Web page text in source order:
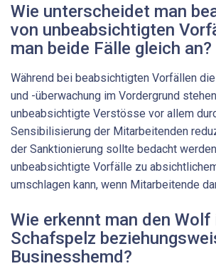
Wie unterscheidet man
von unbeabsichtigten
man beide Fälle gleich an?
Während bei beabsichtigten Vorfällen
und -überwachung im Vordergrund
unbeabsichtigte Verstösse vor allem
Sensibilisierung der Mitarbeitenden
der Sanktionierung sollte bedacht
unbeabsichtigte Vorfälle zu
umschlagen kann, wenn Mitarbeitende
Wie erkennt man den Wolf
Schafspelz
Businesshemd?